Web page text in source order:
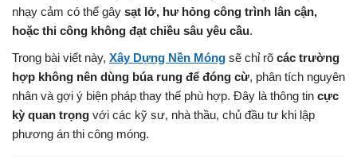
nhạy cảm có thể gây sạt lở, hư hỏng công trình lân cận,
hoặc thi công không đạt chiều sâu yêu cầu.
Trong bài viết này, Xây Dựng Nền Móng sẽ chỉ rõ các trường
hợp không nên dùng búa rung để đóng cừ, phân tích nguyên
nhân và gợi ý biện pháp thay thế phù hợp. Đây là thông tin cực
kỳ quan trọng với các kỹ sư, nhà thầu, chủ đầu tư khi lập
phương án thi công móng.